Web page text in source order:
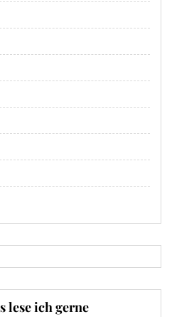
lese ich gerne